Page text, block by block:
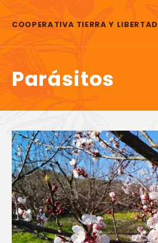
COOPERATIVA TIERRA Y LIBERTAD
Parásitos